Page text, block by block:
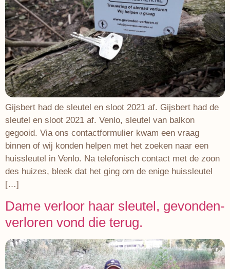
Gijsbert had de sleutel en sloot 2021 af. Gijsbert had de
sleutel en sloot 2021 af. Venlo, sleutel van balkon
gegooid. Via ons contactformulier kwam een vraag
binnen of wij konden helpen met het zoeken naar een
huissleutel in Venlo. Na telefonisch contact met de zoon
des huizes, bleek dat het ging om de enige huissleutel
[…]
Dame verloor haar sleutel, gevonden-
verloren vond die terug.